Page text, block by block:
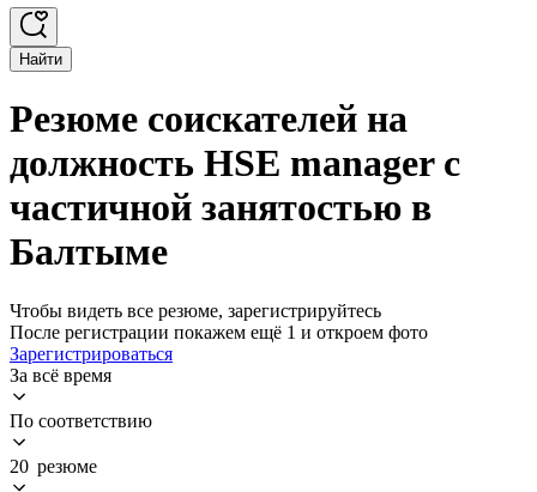
Найти
Резюме соискателей на
должность HSE manager с
частичной занятостью в
Балтыме
Чтобы видеть все резюме, зарегистрируйтесь
После регистрации покажем ещё 1 и откроем фото
Зарегистрироваться
За всё время
По соответствию
20 резюме